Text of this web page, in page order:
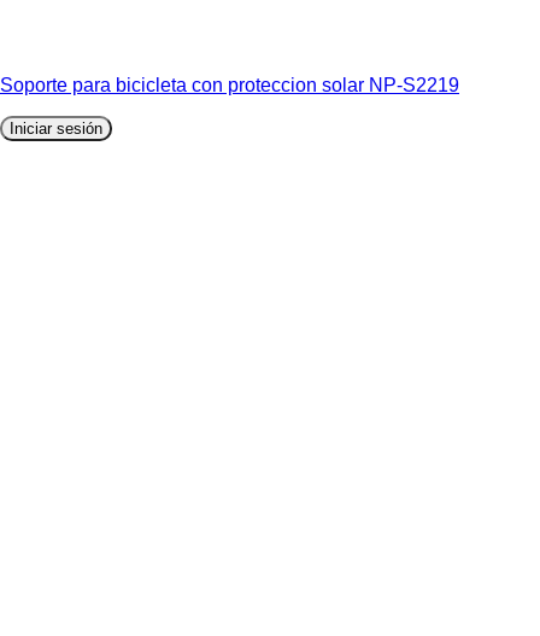
Soporte para bicicleta con proteccion solar NP-S2219
Iniciar sesión